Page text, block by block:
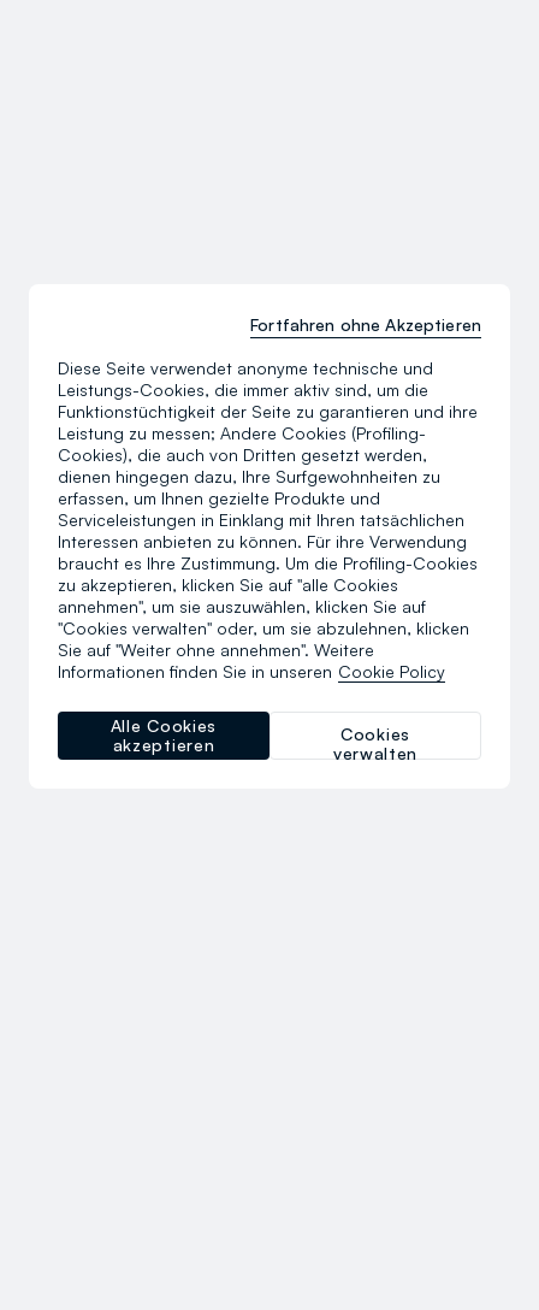
Diese Seite verwendet anonyme technische und
Leistungs-Cookies, die immer aktiv sind, um die
Funktionstüchtigkeit der Seite zu garantieren und ihre
Leistung zu messen; Andere Cookies (Profiling-
Cookies), die auch von Dritten gesetzt werden,
dienen hingegen dazu, Ihre Surfgewohnheiten zu
erfassen, um Ihnen gezielte Produkte und
Serviceleistungen in Einklang mit Ihren tatsächlichen
Interessen anbieten zu können. Für ihre Verwendung
braucht es Ihre Zustimmung. Um die Profiling-Cookies
zu akzeptieren, klicken Sie auf "alle Cookies
annehmen", um sie auszuwählen, klicken Sie auf
"Cookies verwalten" oder, um sie abzulehnen, klicken
Sie auf "Weiter ohne annehmen". Weitere
Informationen finden Sie in unseren Cookie Policy
Cookies
verwalten
Alle Cookies
akzeptieren
Fortfahren ohne Akzeptieren